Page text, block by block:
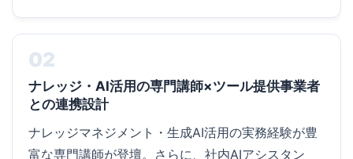
02
ナレッジ・AI活用の専門講師×ツール提供事業者
との連携設計
ナレッジマネジメント・生成AI活用の実務経験が豊
富な専門講師が登壇。さらに、社内AIアシスタン